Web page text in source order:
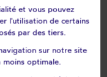
villez
et vous pouvez
l'utilisation de certains
par des tiers.
sur notre site
moins optimale.